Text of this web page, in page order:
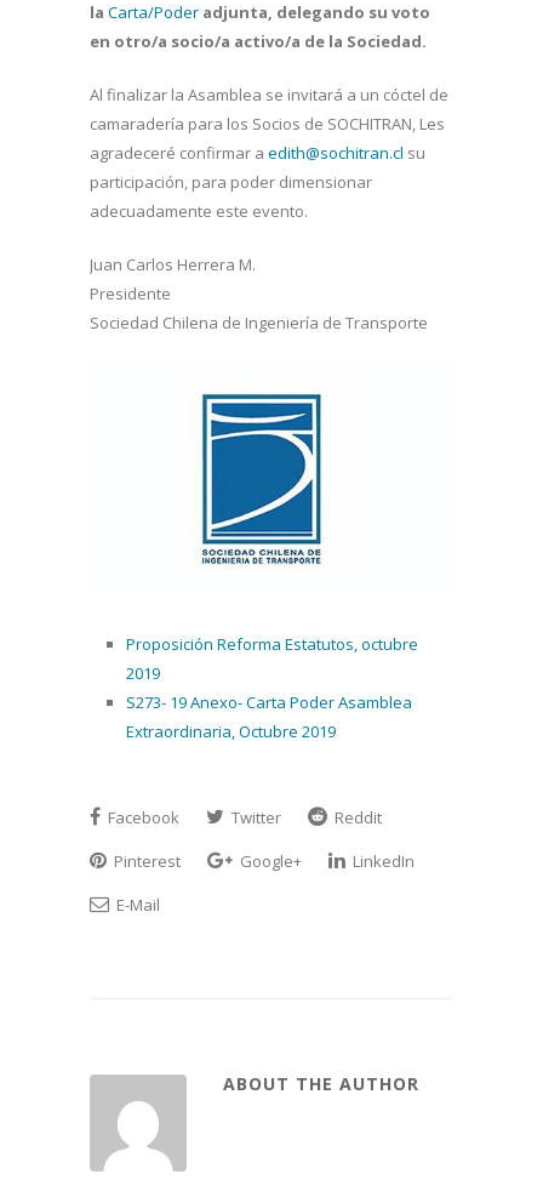
la Carta/Poder adjunta, delegando su voto
en otro/a socio/a activo/a de la Sociedad.
Al finalizar la Asamblea se invitará a un cóctel de
camaradería para los Socios de SOCHITRAN, Les
agradeceré confirmar a edith@sochitran.cl su
participación, para poder dimensionar
adecuadamente este evento.
Juan Carlos Herrera M.
Presidente
Sociedad Chilena de Ingeniería de Transporte
Proposición Reforma Estatutos, octubre
2019
S273- 19 Anexo- Carta Poder Asamblea
Extraordinaria, Octubre 2019
Facebook Twitter
Reddit
Pinterest
Google+
LinkedIn
E-Mail
ABOUT THE AUTHOR